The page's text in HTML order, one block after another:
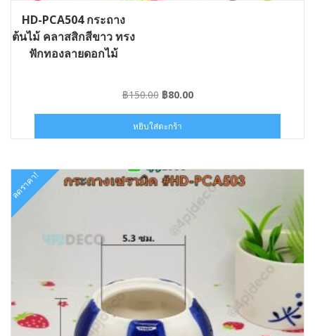
HD-PCA504 กระถาง
ต้นไม้ คลาสสิกสีขาว ทรง
ฟักทองลายดอกไม้
฿150.00 Original
was:
฿150.00.
฿80.00Current
฿80.00.
หยิบใส่ตะกร้า
ลดราคา!